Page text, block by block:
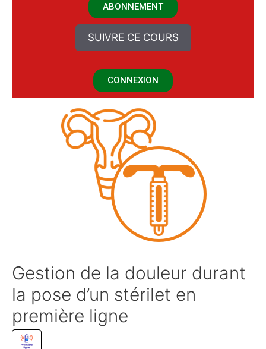
ABONNEMENT
SUIVRE CE COURS
CONNEXION
Gestion de la douleur durant
la pose d’un stérilet en
première ligne